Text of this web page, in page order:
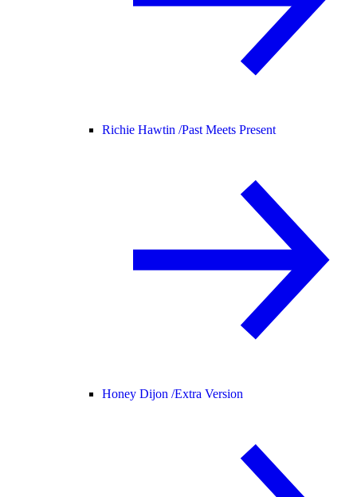
Richie Hawtin /Past Meets Present
Honey Dijon /Extra Version